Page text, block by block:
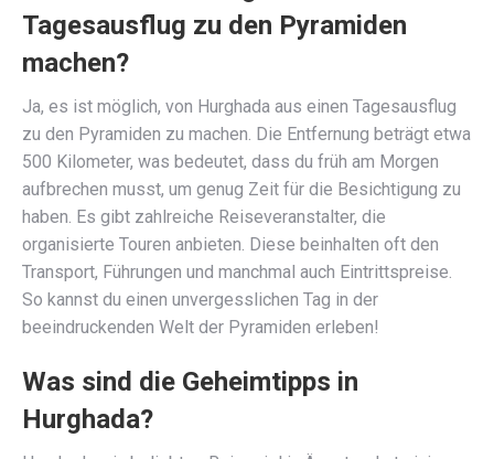
Tagesausflug zu den Pyramiden
machen?
Ja, es ist möglich, von Hurghada aus einen Tagesausflug
zu den Pyramiden zu machen. Die Entfernung beträgt etwa
500 Kilometer, was bedeutet, dass du früh am Morgen
aufbrechen musst, um genug Zeit für die Besichtigung zu
haben. Es gibt zahlreiche Reiseveranstalter, die
organisierte Touren anbieten. Diese beinhalten oft den
Transport, Führungen und manchmal auch Eintrittspreise.
So kannst du einen unvergesslichen Tag in der
beeindruckenden Welt der Pyramiden erleben!
Was sind die Geheimtipps in
Hurghada?